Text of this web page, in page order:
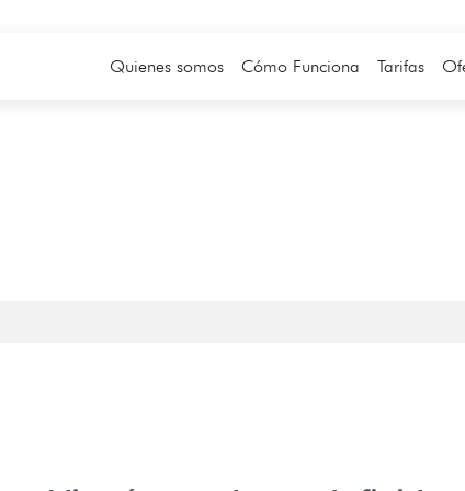
Quienes somos Cómo Funciona Tarifas